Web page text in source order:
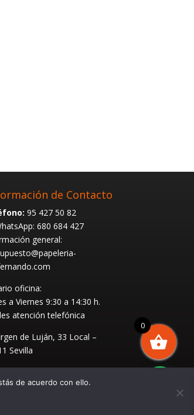
de Contacto
95 427 50 82
680 684 427
general:
oficina:
a Viernes 9:30 a 14:30 h.
atención telefónica
de Luján, 33 Local –
Sevilla
0
de acuerdo con ello.